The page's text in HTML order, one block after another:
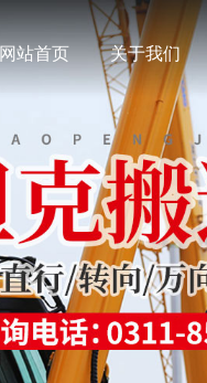
网站首页 关于我们